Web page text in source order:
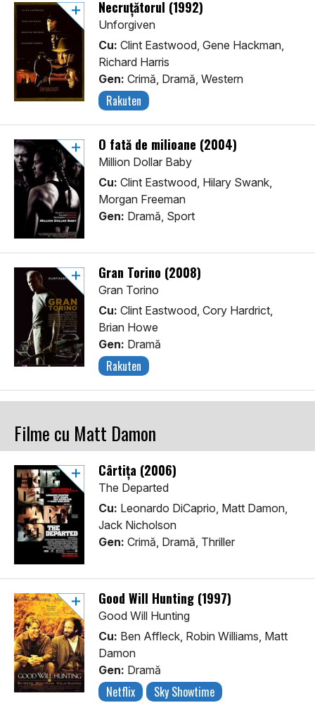
Necruțătorul (1992)
Unforgiven
Cu: Clint Eastwood, Gene Hackman,
Richard Harris
Gen: Crimă, Dramă, Western
Rakuten
O fată de milioane (2004)
Million Dollar Baby
Cu: Clint Eastwood, Hilary Swank,
Morgan Freeman
Gen: Dramă, Sport
Gran Torino (2008)
Gran Torino
Cu: Clint Eastwood, Cory Hardrict,
Brian Howe
Gen: Dramă
Rakuten
Filme cu Matt Damon
Cârtița (2006)
The Departed
Cu: Leonardo DiCaprio, Matt Damon,
Jack Nicholson
Gen: Crimă, Dramă, Thriller
Good Will Hunting (1997)
Good Will Hunting
Cu: Ben Affleck, Robin Williams, Matt
Damon
Gen: Dramă
Netflix Sky Showtime